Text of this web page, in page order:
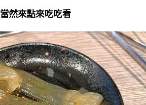
當然來點來吃吃看